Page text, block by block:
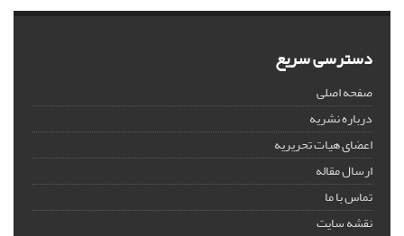
دسترسی سریع
صفحه اصلی
درباره نشریه
اعضای هیات تحریریه
ارسال مقاله
تماس با ما
نقشه سایت